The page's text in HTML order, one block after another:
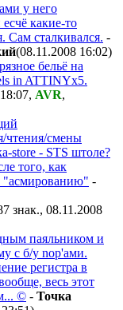
у него
какие-то
Сам сталкивался. -
(08.11.2008 16:02)
бельё на
in ATTINYx5.
, AVR,
чтения/смены
store - STS штоле?
того, как
"асмированию" -
знак., 08.11.2008
паяльником и
с б/у nop'ами.
регистра в
весь этот
© - Точка